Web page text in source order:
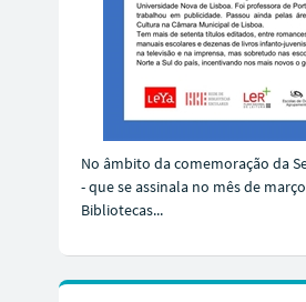
No âmbito da comemoração da
- que se assinala no mês de
Bibliotecas...